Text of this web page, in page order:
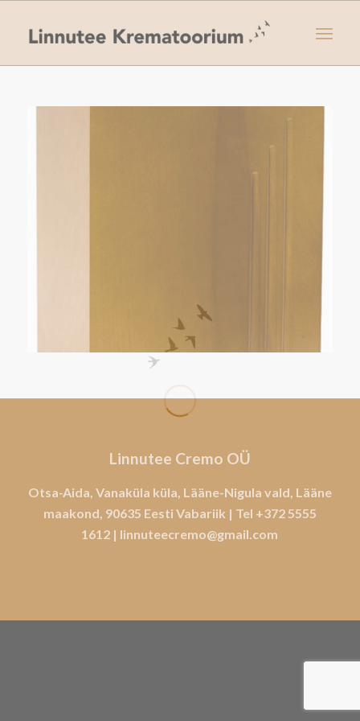
Linnutee Cremo OÜ
Otsa-Aida, Vanaküla küla, Lääne-Nigula vald, Lääne
maakond, 90635 Eesti Vabariik | Tel +372 5555
1612 | linnuteecremo@gmail.com